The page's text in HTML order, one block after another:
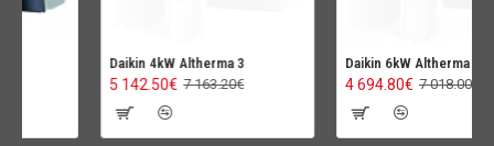
Daikin 4kW Altherma 3
5 142.50€ 7 163.20€
Daikin 6kW Altherma 3
4 694.80€ 7 018.00€